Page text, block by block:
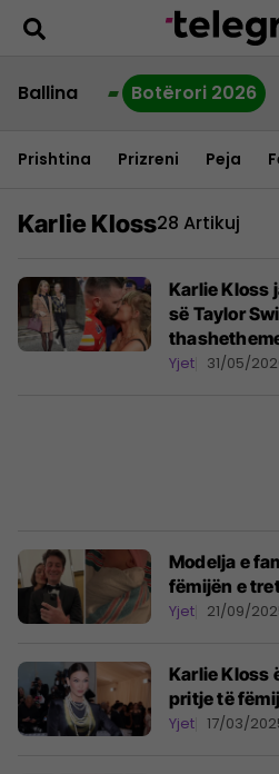
Ballina Botërori 2026
Prishtina Prizreni Peja
Karlie Kloss28 Artikuj
Karlie Kloss
së Taylor
marrin hov
Yjet 31/05/
Modelja e
fëmijën e
Yjet 21/09/
Karlie Kloss
pritje të
Yjet 17/03/